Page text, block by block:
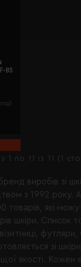
85
1 по 11 із 11 (1
виробів зі
з 1992 року.
товарів, які
шкіри. Список
зі
якості. Кожен